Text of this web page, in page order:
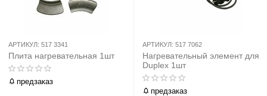
АРТИКУЛ: 517 3341
Плита нагревательная 1шт
предзаказ
АРТИКУЛ: 517 7062
Нагревательный элемент для
Duplex 1шт
предзаказ